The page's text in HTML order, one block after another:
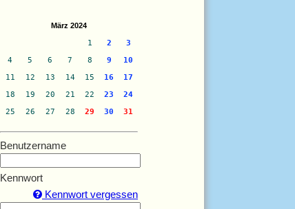
März 2024
1 2
3
4
5 6 7 8 9
10
11
12 13 14 15 16
17
18
19 20 21 22 23
24
25
26 27 28 29 30 31
Benutzername
Kennwort
Kennwort vergessen